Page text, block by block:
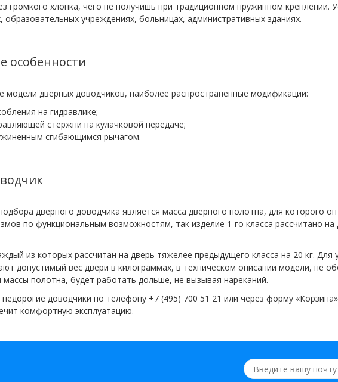
громкого хлопка, чего не получишь при традиционном пружинном креплении.
образовательных учреждениях, больницах, административных зданиях.
особенности
модели дверных доводчиков, наиболее распространенные модификации:
на гидравлике;
стержни на кулачковой передаче;
сгибающимся рычагом.
дверного доводчика является масса дверного полотна, для которого
по функциональным возможностям, так изделие 1-го класса рассчитано на
из которых рассчитан на дверь тяжелее предыдущего класса на 20 кг.
допустимый вес двери в килограммах, в техническом описании модели, не
полотна, будет работать дольше, не вызывая нареканий.
доводчики по телефону +7 (495) 700 51 21 или через форму
комфортную эксплуатацию.